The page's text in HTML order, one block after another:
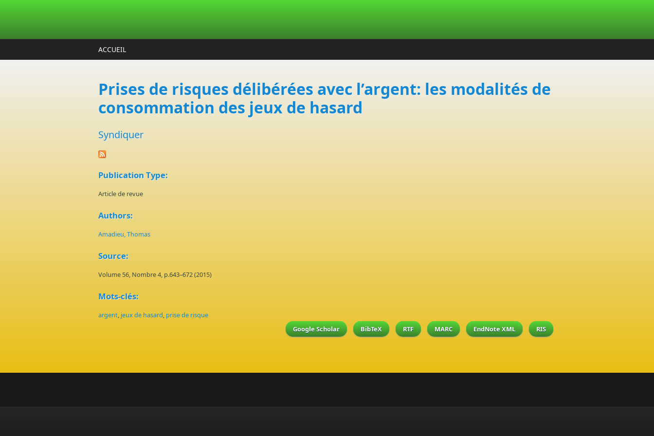
ACCUEIL
Prises de risques délibérées avec l’argent: les modalités de
consommation des jeux de hasard
Syndiquer
Publication Type:
Article de revue
Authors:
Amadieu, Thomas
Source:
Volume 56, Nombre 4, p.643–672 (2015)
Mots-clés:
argent, jeux de hasard, prise de risque
Google Scholar
BibTeX RTF MARC EndNote XML RIS